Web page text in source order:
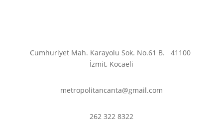
Cumhuriyet Mah. Karayolu Sok. No.61 B.41100
İzmit, Kocaeli
metropolitancanta@gmail.com
262 322 8322